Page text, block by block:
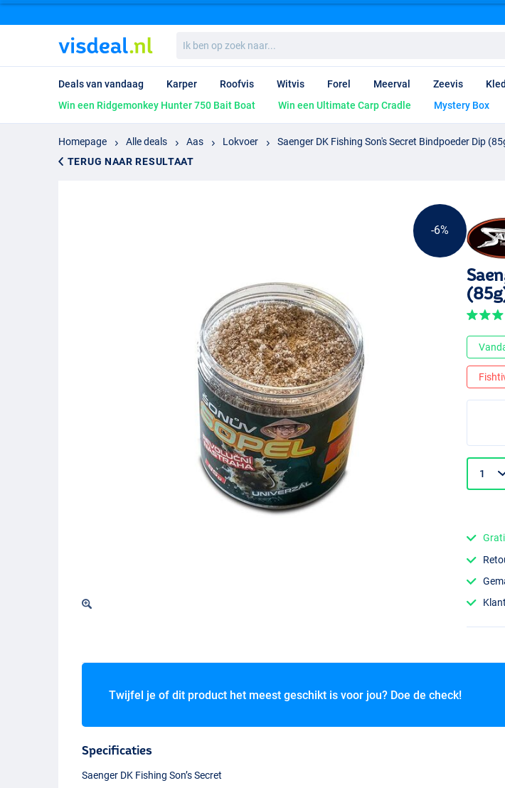
ben
op
naar...
Deals van vandaag Karper Roofvis Witvis Forel Meerval Zeevis
Win een Ridgemonkey Hunter 750 Bait Boat
Win een Ultimate Carp Cradle Mystery Box
Homepage Alle deals Aas Lokvoer
Saenger DK Fishing Son's Secret Bindpoeder Dip
TERUG NAAR RESULTAAT
-6%
Twijfel je of dit product het meest geschikt is voor jou? Doe de check!
Specificaties
Saenger DK Fishing Son’s Secret